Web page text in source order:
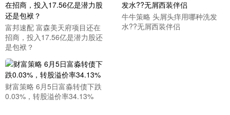
富邦速配 富森美天府项目还在
招商，投入17.56亿是潜力股还
是包袱？
牛牛策略 头屑头痒用哪种洗发
水??无屑西装伴侣
财富策略 6月5日富淼转债下跌
0.03%，转股溢价率34.13%